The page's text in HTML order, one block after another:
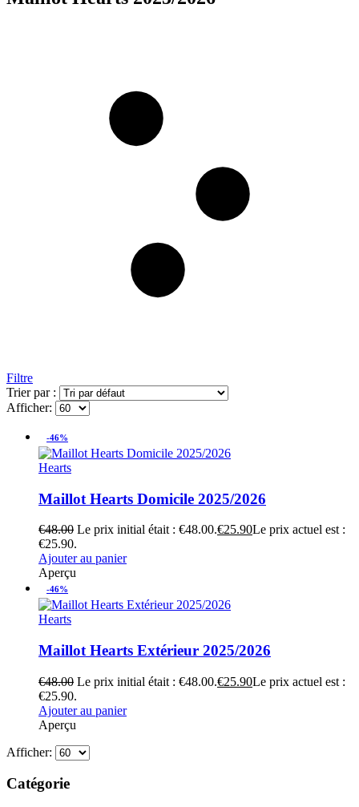
Filtre
Trier par :
Afficher:
-46%
Hearts
Maillot Hearts Domicile 2025/2026
€48.00 Le prix initial était : €48.00.€25.90Le prix actuel est :
€25.90.
Ajouter au panier
Aperçu
-46%
Hearts
Maillot Hearts Extérieur 2025/2026
€48.00 Le prix initial était : €48.00.€25.90Le prix actuel est :
€25.90.
Ajouter au panier
Aperçu
Afficher:
Catégorie